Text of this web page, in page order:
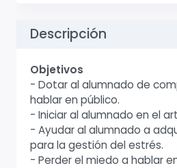
Descripción
Objetivos
- Dotar al alumnado de
hablar en público.
- Iniciar al alumnado en el
- Ayudar al alumnado a
para la gestión del estrés.
- Perder el miedo a hablar